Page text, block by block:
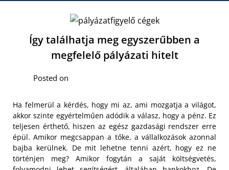
Így találhatja meg egyszerűbben a
megfelelő pályázati hitelt
Posted on
Ha felmerül a kérdés, hogy mi az, ami mozgatja a világot,
akkor szinte egyértelműen adódik a válasz, hogy a pénz. Ez
teljesen érthető, hiszen az egész gazdasági rendszer erre
épül. Amikor megcsappan a tőke, a vállalkozások azonnal
bajba kerülnek. De mit lehetne tenni azért, hogy ez ne
történjen meg? Amikor fogytán a saját költségvetés,